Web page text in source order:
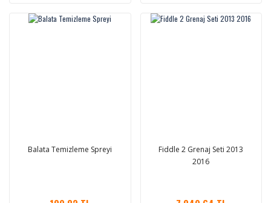
Balata Temizleme Spreyi
Fiddle 2 Grenaj Seti 2013
2016